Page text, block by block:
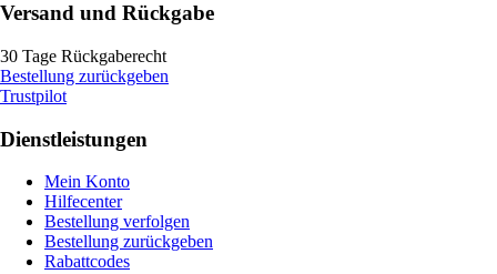
Versand und Rückgabe
30 Tage Rückgaberecht
Bestellung zurückgeben
Trustpilot
Dienstleistungen
Mein Konto
Hilfecenter
Bestellung verfolgen
Bestellung zurückgeben
Rabattcodes